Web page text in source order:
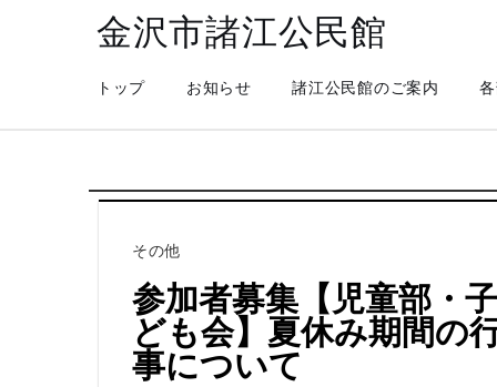
金沢市諸江公民館
トップ お知らせ 諸江公民館のご案内
その他
参加者募集【児童部・子
ども会】夏休み期間の
事について